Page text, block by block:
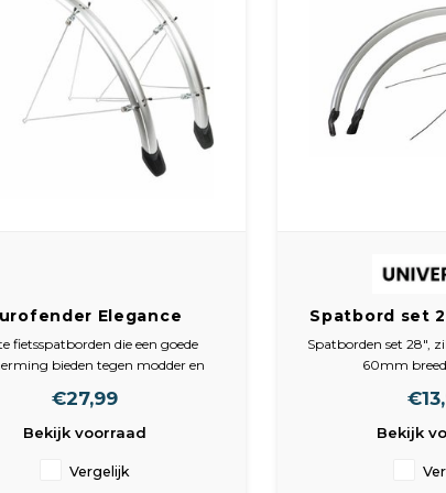
Elegance
set set 28",
en achter 46mm
fietsspatborden die een goede
bieden tegen modder en
met 28 inch wielen. 45 mm
brede spatborden.
€27,99
Bekijk voorraad
Vergelijk
Spatbord set
en achter.
Spatborden set 28",
60mm
Bekijk